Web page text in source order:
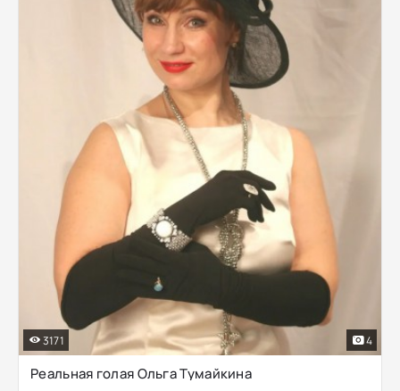
Реальная голая Ольга Тумайкина
3171 4